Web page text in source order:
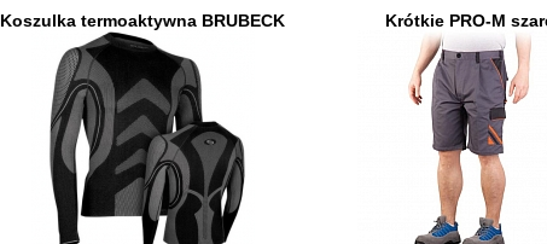
Koszulka termoaktywna BRUBECK Krótkie PRO-M